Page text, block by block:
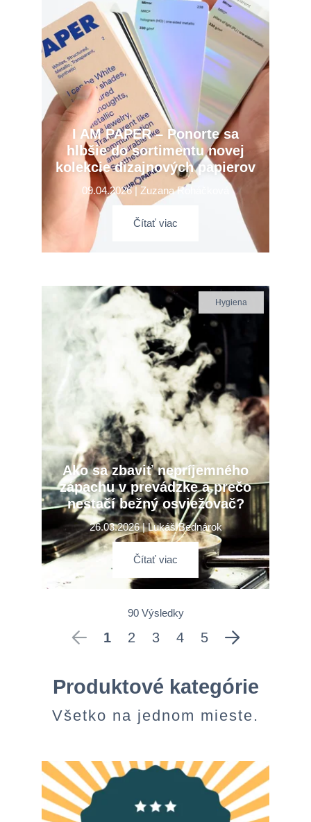
I AM PAPER – Ponorte sa
hlbšie do sortimentu novej
kolekcie dizajnových papierov
09.04.2026 | Zuzana Roháčková
Čítať viac
Hygiena
Ako sa zbaviť nepríjemného
zápachu v prevádzke a prečo
nestačí bežný osviežovač?
26.03.2026 | Lukáš Bednárok
Čítať viac
90 Výsledky
1 2 3 4 5
Produktové kategórie
Všetko na jednom mieste.